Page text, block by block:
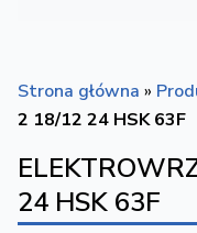
Strona główna »
2 18/12 24 HSK 63F
24 HSK 63F